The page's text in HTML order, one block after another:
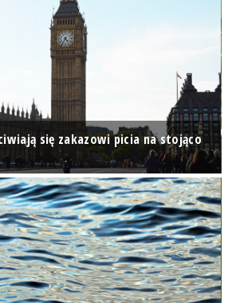
się zakazowi picia na stojąco